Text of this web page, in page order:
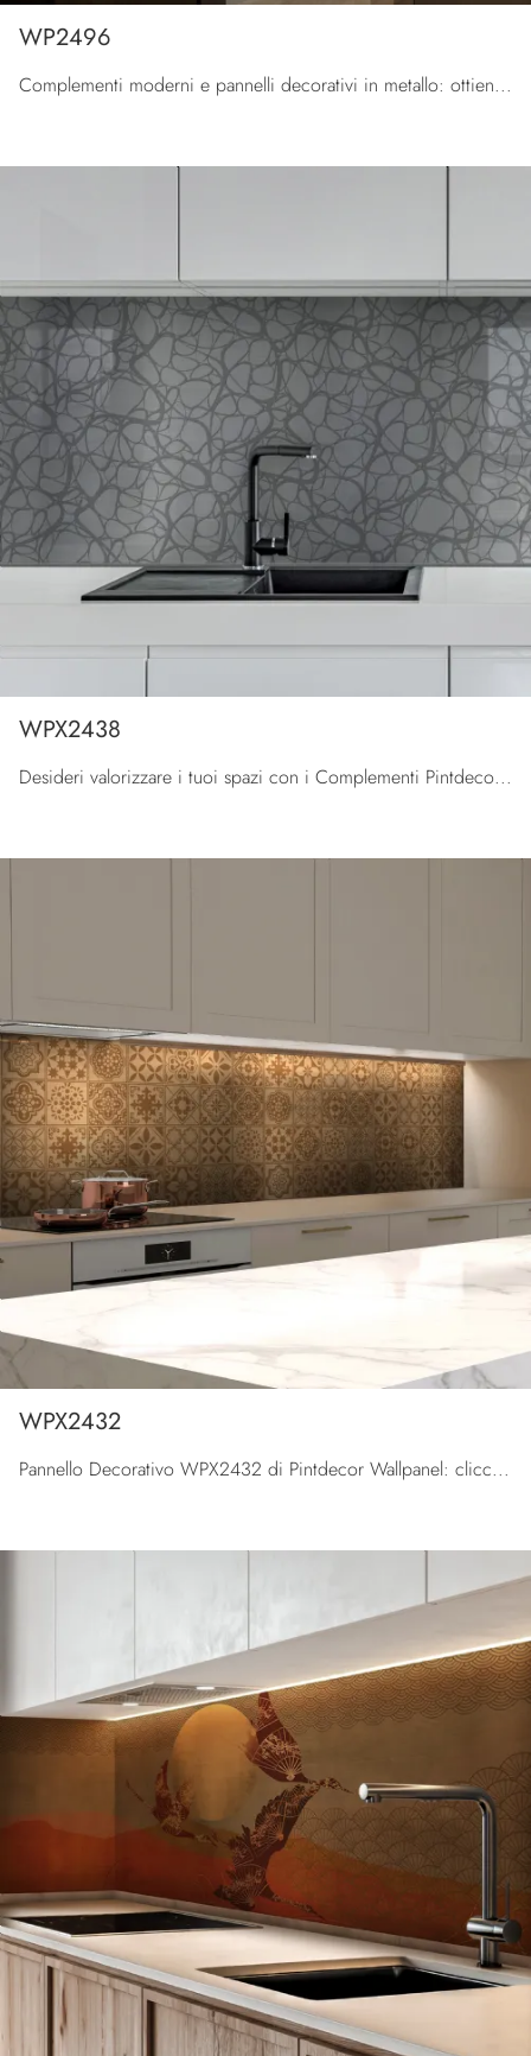
WP2496
Complementi moderni e pannelli decorativi in metallo: ottieni informazioni sul modello WP2496 di Pintdecor Wallpanel e potrai completare i tuoi ...
WPX2438
Desideri valorizzare i tuoi spazi con i Complementi Pintdecor Wallpanel? Ti presentiamo differenti modelli di pannelli decorativi in metallo come ...
WPX2432
Pannello Decorativo WPX2432 di Pintdecor Wallpanel: clicca e ottieni informazioni sui Complementi e pannelli decorativi moderni in metallo del ...